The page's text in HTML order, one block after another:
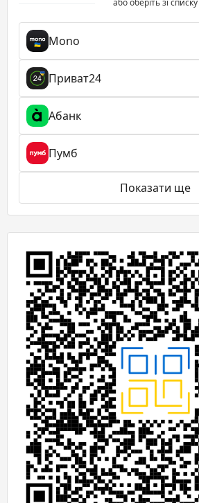
Mono
Приват24
Абанк
Пумб
Показати ще